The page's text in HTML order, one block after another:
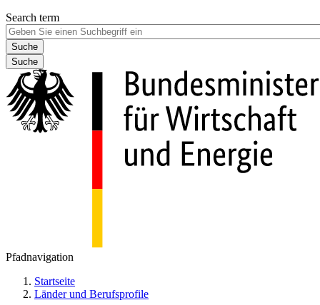
Search term
Suche
Pfadnavigation
Startseite
Länder und Berufsprofile